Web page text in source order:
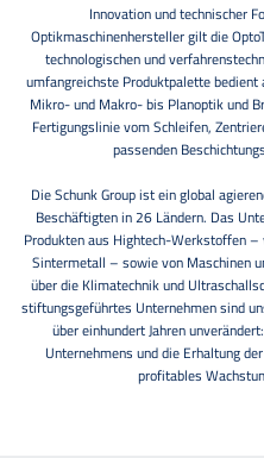
Innovation und technischer
Optikmaschinenhersteller gilt die
technologischen und
umfangreichste Produktpalette
Mikro- und Makro- bis Planoptik und
Fertigungslinie vom Schleifen,
passenden
Die Schunk Group ist ein global
Beschäftigten in 26 Ländern. Das
Produkten aus Hightech-Werkstoffen
Sintermetall – sowie von Maschinen
über die Klimatechnik und
stiftungsgeführtes Unternehmen sind
über einhundert Jahren
Unternehmens und die Erhaltung
profitables